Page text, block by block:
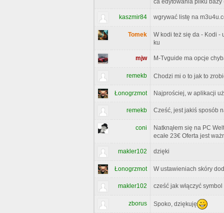
ca edytowania pliku bazy
kaszmir84 wgrywać listę na
Tomek
W kodi też się da - Kodi -
ku
mjw M-Tvguide ma opcje
remekb Chodzi mi o to jak to
Łonogrzmot Najprościej, w aplikacji
remekb Cześć, jest jakiś sposób
coni
Natknąłem się na PC
ecałe 23€ Oferta jest
makler102 dzięki
Łonogrzmot W ustawieniach skóry
makler102 cześć jak włączyć
zborus Spoko, dziękuję